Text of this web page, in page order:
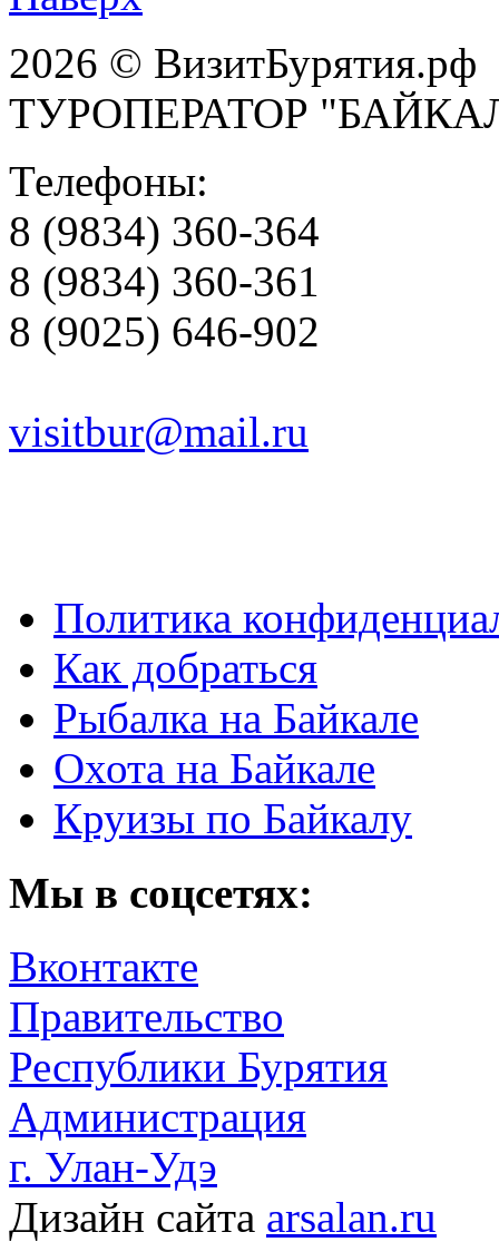
2026 © ВизитБурятия.рф
ТУРОПЕРАТОР
Телефоны:
8 (9834) 360-364
8 (9834) 360-361
8 (9025) 646-902
visitbur@mail.ru
Политика
Как добраться
Рыбалка на Байкале
Охота на Байкале
Круизы по Байкалу
Мы в соцсетях:
Вконтакте
Правительство
Республики Бурятия
Администрация
г. Улан-Удэ
Дизайн сайта arsalan.ru